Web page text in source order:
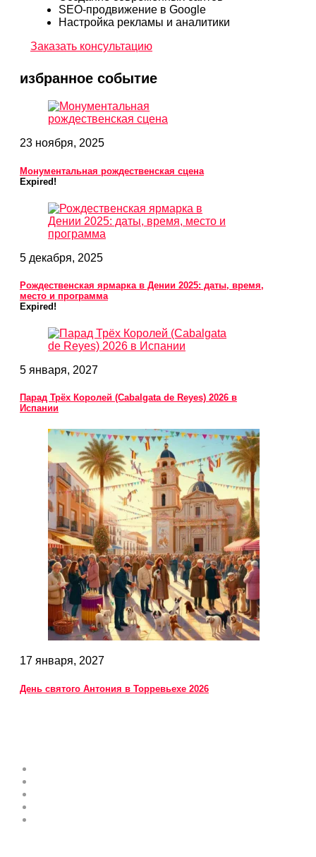
SEO-продвижение в Google
Настройка рекламы и аналитики
Заказать консультацию
избранное событие
23 ноября, 2025
Монументальная рождественская сцена
Expired!
5 декабря, 2025
Рождественская ярмарка в Дении 2025: даты, время,
место и программа
Expired!
5 января, 2027
Парад Трёх Королей (Cabalgata de Reyes) 2026 в
Испании
17 января, 2027
День святого Антония в Торревьехе 2026